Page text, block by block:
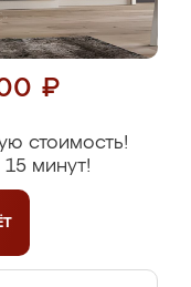
₽
стоимость!
минут!